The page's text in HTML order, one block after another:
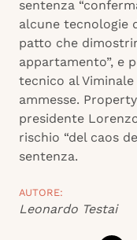
sentenza
alcune tecnologie
patto che
appartamento”, e
tecnico al
ammesse.
presidente
rischio “del caos
sentenza.
AUTORE:
Leonardo Testai